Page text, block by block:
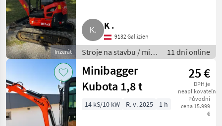
Inzerát
K .
9132 Gallizien
Stroje na stavbu / mini
bager
11 dní online
Minibagger
Kubota 1,8 t
25 €
DPH je
neaplikovateľné
Původní
cena 15.999
€
14 kS/10 kW R. v. 2025 1 h